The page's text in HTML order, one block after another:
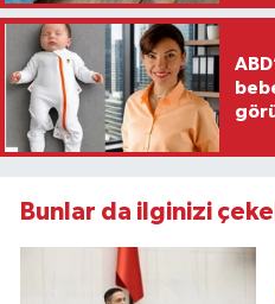
Bunlar da ilginizi